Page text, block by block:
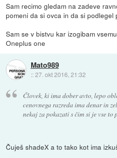
Sam recimo gledam na zadeve
pomeni da si ovca in da si podlegel
Sam se v bistvu kar izogibam
Oneplus one
Mato989
::27. okt 2016, 21:32
Človek, ki ima dober avto, lepo
cenovnega razreda ima denar in
nekaj za pokazati s čim si je vse to
Čuješ shadeX a to tako kot ima